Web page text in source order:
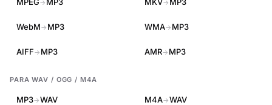
→ →
WebM→ MP3 WMA→ MP3
AIFF→ MP3 AMR→ MP3
PARA WAV / OGG / M4A
MP3→WAV M4A→WAV